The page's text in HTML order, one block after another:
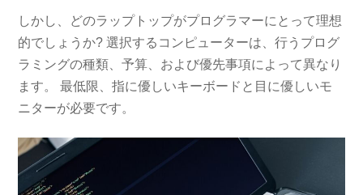
しかし、どのラップトップがプログラマーにとって理想
的でしょうか? 選択するコンピューターは、行うプログ
ラミングの種類、予算、および優先事項によって異なり
ます。 最低限、指に優しいキーボードと目に優しいモ
ニターが必要です。